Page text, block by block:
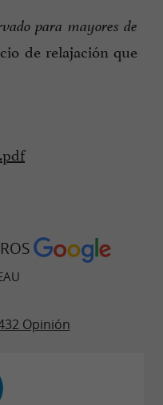
para mayores de
de relajación que
Opinión